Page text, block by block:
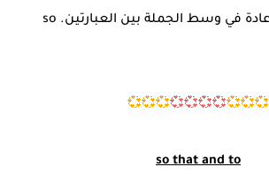
تأتي so و because عادة في وسط الجملة بين العبارتين. so
💞💞💞
💞💞💞💞
💞
💞💞
so that and to